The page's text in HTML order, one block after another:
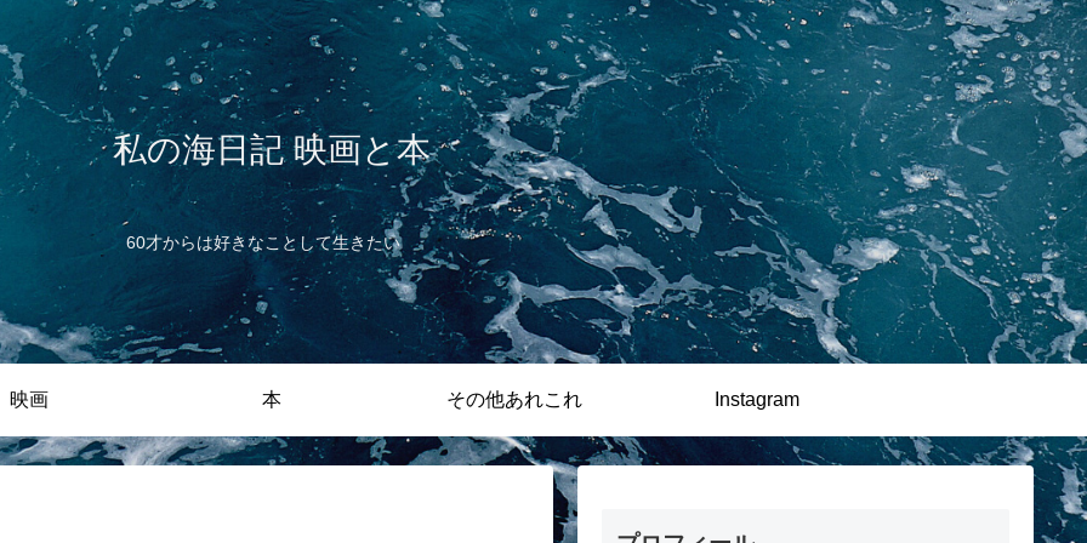
私の海日記 映画と本
60才からは好きなことして生きたい
映画 本 その他あれこれ Instagram